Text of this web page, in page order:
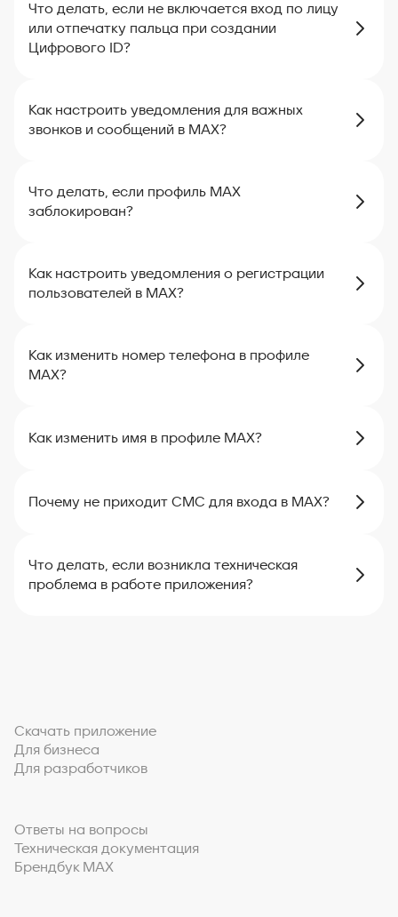
Что делать, если не включается вход по лицу
или отпечатку пальца при создании
Цифрового ID?
Как настроить уведомления для важных
звонков и сообщений в MAX?
Что делать, если профиль MAX
заблокирован?
Как настроить уведомления о регистрации
пользователей в MAX?
Как изменить номер телефона в профиле
MAX?
Как изменить имя в профиле MAX?
Почему не приходит СМС для входа в MAX?
Что делать, если возникла техническая
проблема в работе приложения?
Скачать приложение
Для бизнеса
Для разработчиков
Ответы на вопросы
Техническая документация
Брендбук MAX